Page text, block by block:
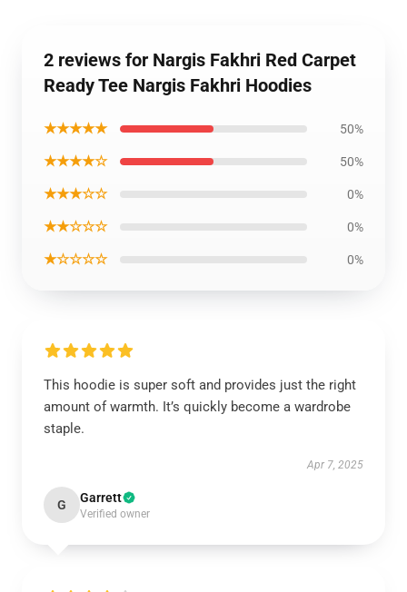
2 reviews for Nargis Fakhri Red Carpet
Ready Tee Nargis Fakhri Hoodies
★★★★★ 50%
★★★★☆ 50%
★★★☆☆ 0%
★★☆☆☆ 0%
★☆☆☆☆ 0%
This hoodie is super soft and provides just the right
amount of warmth. It’s quickly become a wardrobe
staple.
Apr 7, 2025
G Garrett
Verified owner